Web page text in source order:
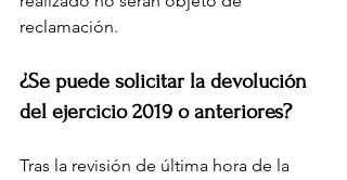
reclamación.
¿Se puede solicitar la devolución
del ejercicio 2019 o anteriores?
Tras la revisión de última hora de la